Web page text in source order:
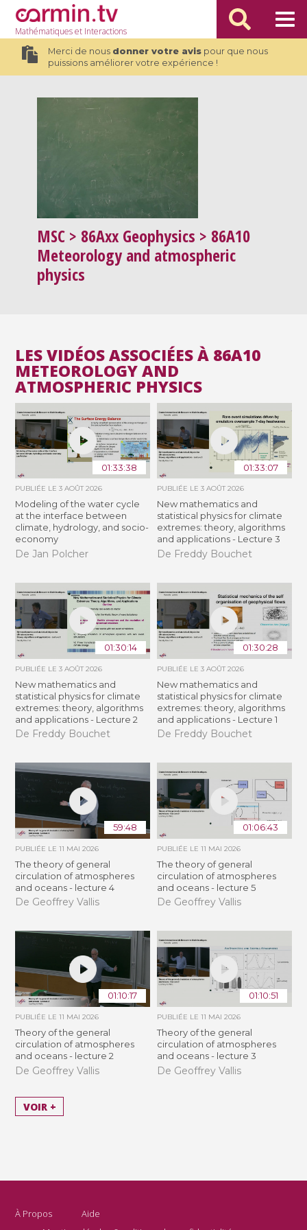
Mathématiqueset Interactions
Merci de nous donner votre avispour que nous
puissions améliorer votre expérience !
MSC > 86Axx Geophysics > 86A10
Meteorology and atmospheric
physics
LES VIDÉOS ASSOCIÉES À 86A10
METEOROLOGY AND
ATMOSPHERIC PHYSICS
01:33:38
PUBLIÉE LE3 AOÛT 2026
Modeling of the water cycle
at the interface between
climate, hydrology, and socio-
economy
De Jan Polcher
01:33:07
PUBLIÉE LE 3 AOÛT 2026
New mathematics and
statistical physics for climate
extremes: theory, algorithms
and applications - Lecture 3
De Freddy Bouchet
01:30:14
PUBLIÉE LE3 AOÛT 2026
New mathematics and
statistical physics for climate
extremes: theory, algorithms
and applications - Lecture 2
De Freddy Bouchet
01:30:28
PUBLIÉE LE 3 AOÛT 2026
New mathematics and
statistical physics for climate
extremes: theory, algorithms
and applications - Lecture 1
De Freddy Bouchet
59:48
PUBLIÉE LE11 MAI 2026
The theory of general
circulation of atmospheres
and oceans - lecture 4
De Geoffrey Vallis
01:06:43
PUBLIÉE LE 11 MAI 2026
The theory of general
circulation of atmospheres
and oceans - lecture 5
De Geoffrey Vallis
01:10:17
PUBLIÉE LE11 MAI 2026
Theory of the general
circulation of atmospheres
and oceans - lecture 2
De Geoffrey Vallis
01:10:51
PUBLIÉE LE 11 MAI 2026
Theory of the general
circulation of atmospheres
and oceans - lecture 3
De Geoffrey Vallis
VOIR +
À Propos
Aide